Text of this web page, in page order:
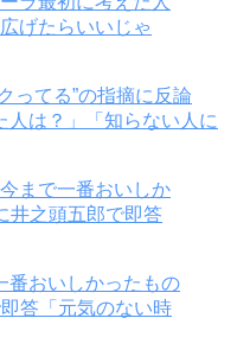
ってる”の指摘に反論
人は？」「知らない人に
番おいしかったもの
答「元気のない時